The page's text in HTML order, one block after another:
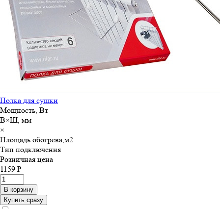
Полка для сушки
Мощность, Вт
В×Ш, мм
×
Площадь обогрева,м2
Тип подключения
Розничная цена
1159 ₽
В корзину
Купить сразу